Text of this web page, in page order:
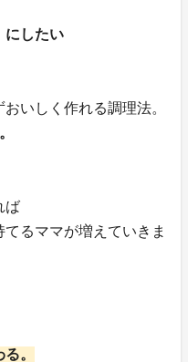
にしたい
いしく作れる調理法。
ば
るママが増えていきま
。